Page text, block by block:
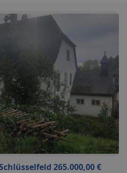
265.000,00 €